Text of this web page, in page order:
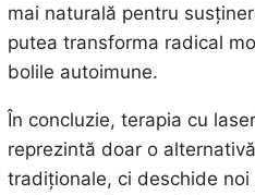
mai naturală pentru
putea transforma radical
bolile autoimune.
În concluzie, terapia cu
reprezintă doar o
tradiționale, ci deschide